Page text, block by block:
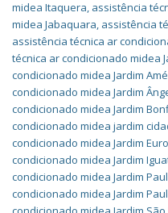
midea Itaquera, assistência
midea Jabaquara, assistência
assistência técnica ar
técnica ar condicionado midea
condicionado midea Jardim
condicionado midea Jardim
condicionado midea Jardim
condicionado midea jardim
condicionado midea Jardim
condicionado midea Jardim
condicionado midea Jardim
condicionado midea Jardim